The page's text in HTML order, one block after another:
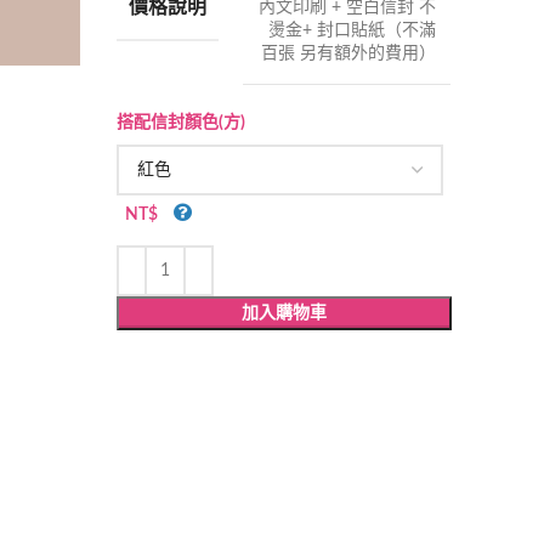
價格說明
內文印刷 + 空白信封 不
燙金+ 封口貼紙（不滿
百張 另有額外的費用）
搭配信封顏色(方)
NT$
加入購物車